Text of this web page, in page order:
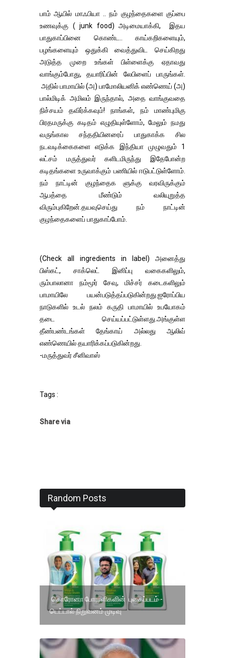
பாம் ஆயில் மாஃபியா .. நம் குழந்தைகளை குப்பை
உணவுக்கு ( junk food) அடிமையாக்கி, இதய
பாதுகாப்பினை கொண்ட.. காய்கறிகளையும்,
பழங்களையும் ஒதுக்கி வைத்துவிட செய்கிறது
அடுத்த முறை உங்கள் பிள்ளைக்கு ஏதாவது
வாங்கும்போது, ​​தயாரிப்பின் லேபிளைப் பாருங்கள்.
அதில் பாமாயில் (அ) பாமோலியனிக் எண்ணெய் (அ)
பால்மிடிக் அமிலம் இருந்தால், அதை வாங்குவதை
நிச்சயம் தவிர்க்கவும்! நாங்கள், நம் மாண்புமிகு
பிரதமருக்கு கடிதம் எழுதியுள்ளோம், மேலும் நமது
வருங்கால சந்ததியினரைப் பாதுகாக்க சில
நடவடிக்கைகளை எடுக்க இந்தியா முழுவதும் 1
லட்சம் மருத்துவர் களிடமிருந்து இதேபோன்ற
கடிதங்களை உருவாக்கும் பணியில் ஈடுபட்டுள்ளோம்.
நம் நாட்டின் குழந்தைக ளுக்கு வரவிருக்கும்
ஆபத்தை மீண்டும் வலியுறுத்த
விரும்புகிறேன்.தயவுசெய்து நம் நாட்டின்
குழந்தைகளைப் பாதுகாப்போம்.
(Check all ingredients in label) அனைத்து
பிஸ்கட், சாக்லெட் இனிப்பு வகைகளிலும்,
ரும்பாலானா நம்மூர் சேவு, மிச்சர் கடைகளிலும்
பாமாயிலே பயன்படுத்தப்படுகின்றது.ஐரோப்பிய
நாடுகளில் உடல் நலம் கருதி பாமாயில் உபயோகம்
தடை செய்யப்பட்டுள்ளது.அங்குள்ள
தீண்பண்டங்கள் தேங்காய் அல்லது ஆலிவ்
எண்ணெயில் தயாரிக்கப்படுகின்றது.
-மருத்துவர் சீனிவாஸ்
Tags :
Share via
Random Posts
கொரோனா போராளிகளின் புகைப்படம் -
டெட்டால் நிறுவனம் முடிவு